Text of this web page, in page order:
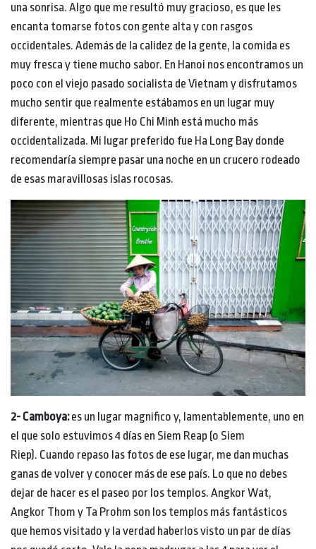
una sonrisa. Algo que me resultó muy gracioso, es que les
encanta tomarse fotos con gente alta y con rasgos
occidentales. Además de la calidez de la gente, la comida es
muy fresca y tiene mucho sabor. En Hanoi nos encontramos un
poco con el viejo pasado socialista de Vietnam y disfrutamos
mucho sentir que realmente estábamos en un lugar muy
diferente, mientras que Ho Chi Minh está mucho más
occidentalizada. Mi lugar preferido fue Ha Long Bay donde
recomendaría siempre pasar una noche en un crucero rodeado
de esas maravillosas islas rocosas.
2- Camboya:es un lugar magnifico y, lamentablemente, uno en
el que solo estuvimos 4 días en Siem Reap (o Siem
Riep). Cuando repaso las fotos de ese lugar, me dan muchas
ganas de volver y conocer más de ese país. Lo que no debes
dejar de hacer es el paseo por los templos. Angkor Wat,
Angkor Thom y Ta Prohm son los templos más fantásticos
que hemos visitado y la verdad haberlos visto un par de días